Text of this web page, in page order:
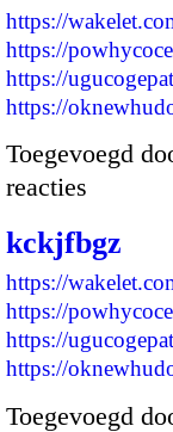
https://
https://
https://
https://
Toegevoegd
reacties
kckjfbgz
https://
https://
https://
https://
Toegevoegd